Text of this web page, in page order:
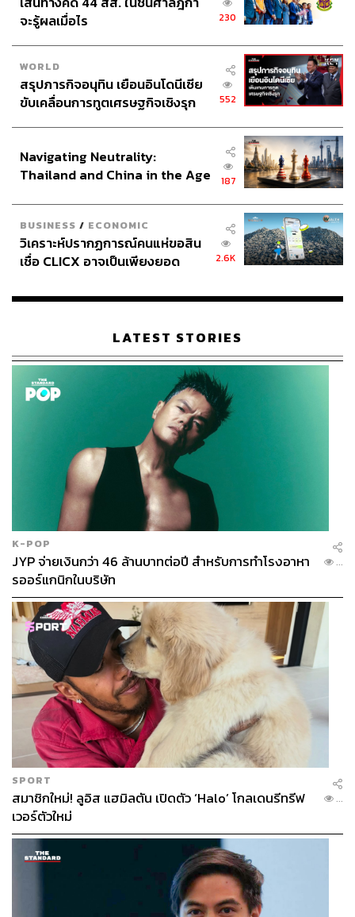
จะรู้ผลเมื่อไร
230
WORLD
สรุปภารกิจอนุทิน เยือนอินโดนีเซีย
ขับเคลื่อนการทูตเศรษฐกิจเชิงรุก
552
Navigating Neutrality:
Thailand and China in the Age
187
BUSINESS / ECONOMIC
วิเคราะห์ปรากฏการณ์คนแห่ขอสิน
เชื่อ CLICX อาจเป็นเพียงยอด
เรือนไทยที่ถูกซุกไว้
2.6K
LATEST STORIES
K-POP
JYP จ่ายเงินกว่า 46 ล้านบาทต่อปี สำหรับการทำโรงอาหา
รออร์แกนิกในบริษัท
...
SPORT
สมาชิกใหม่! ลูอิส แฮมิลตัน เปิดตัว ‘Halo’ โกลเดนรีทรีฟ
เวอร์ตัวใหม่
...